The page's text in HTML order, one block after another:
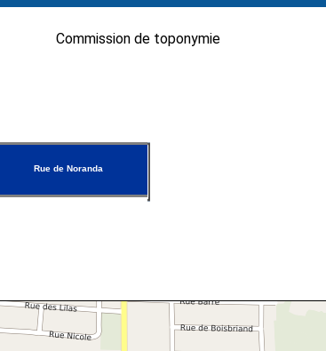
Commission de toponymie
Rue de Noranda